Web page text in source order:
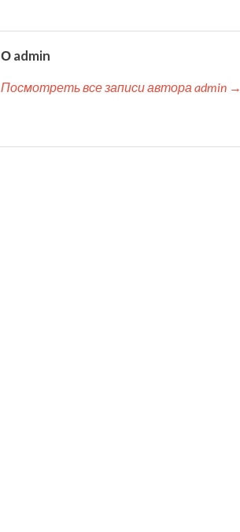
О admin
Посмотреть все записи автора admin →